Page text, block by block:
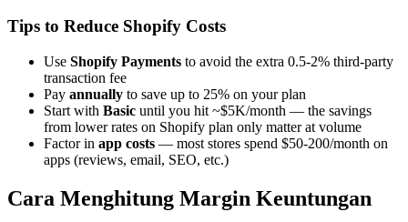
Tips to Reduce Shopify Costs
Use Shopify Payments to avoid the extra 0.5-2% third-party
transaction fee
Pay annually to save up to 25% on your plan
Start with Basic until you hit ~$5K/month — the savings
from lower rates on Shopify plan only matter at volume
Factor in app costs — most stores spend $50-200/month on
apps (reviews, email, SEO, etc.)
Cara Menghitung Margin Keuntungan